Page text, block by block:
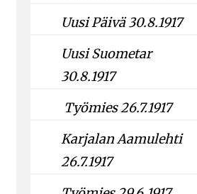
Uusi Päivä 30.8.1917
Uusi Suometar
30.8.1917
Työmies 26.7.1917
Karjalan Aamulehti
26.7.1917